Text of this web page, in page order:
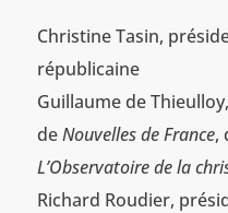
Christine Tasin,
républicaine
Guillaume de
deNouvelles de France,
L’Observatoire de la
Richard Roudier,